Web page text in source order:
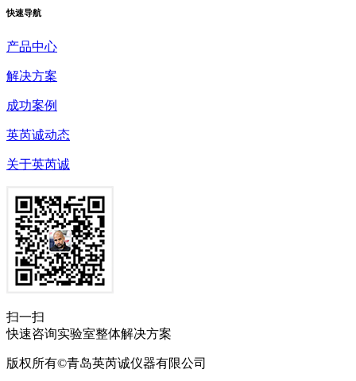
快速导航
产品中心
解决方案
成功案例
英芮诚动态
关于英芮诚
扫一扫
快速咨询实验室整体解决方案
版权所有©青岛英芮诚仪器有限公司